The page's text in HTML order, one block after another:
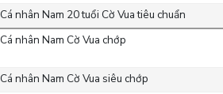
Cá nhân Nam 20 tuổi Cờ Vua tiêu chuẩn
Cá nhân Nam Cờ Vua chớp
Cá nhân Nam Cờ Vua siêu chớp